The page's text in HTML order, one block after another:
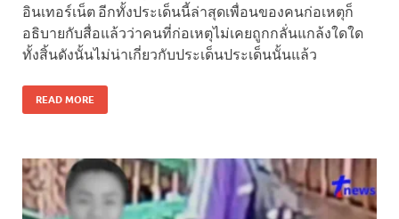
อินเทอร์เน็ต อีกทั้งประเด็นนี้ล่าสุดเพื่อนของคนก่อเหตุก็
อธิบายกับสื่อแล้วว่าคนที่ก่อเหตุไม่เคยถูกกลั่นแกล้งใดใด
ทั้งสิ้นดังนั้นไม่น่าเกี่ยวกับประเด็นประเด็นนั้นแล้ว
READ MORE